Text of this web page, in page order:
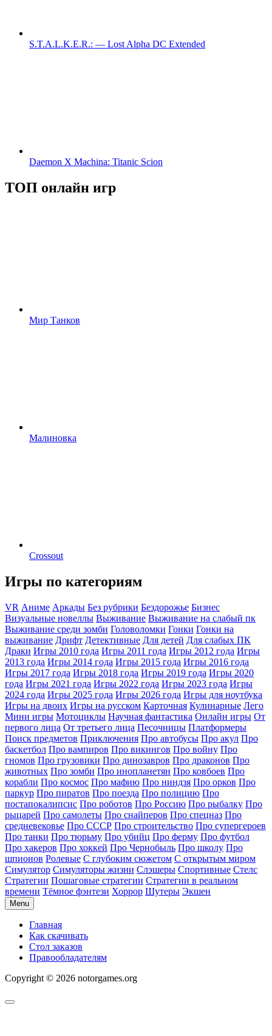
S.T.A.L.K.E.R.: — Lost Alpha DC Extended
Daemon X Machina: Titanic Scion
ТОП онлайн игр
Мир Танков
Малиновка
Crossout
Игры по категориям
VR Аниме Аркады Без рубрики Бездорожье Бизнес
Визуальные новеллы Выживание Выживание на слабый пк
Выживание среди зомби Головоломки Гонки Гонки на
выживание Дрифт Детективные Для детей Для слабых ПК
Драки Игры 2010 года Игры 2011 года Игры 2012 года Игры
2013 года Игры 2014 года Игры 2015 года Игры 2016 года
Игры 2017 года Игры 2018 года Игры 2019 года Игры 2020
года Игры 2021 года Игры 2022 года Игры 2023 года Игры
2024 года Игры 2025 года Игры 2026 года Игры для ноутбука
Игры на двоих Игры на русском Карточная Кулинарные Лего
Мини игры Мотоциклы Научная фантастика Онлайн игры От
первого лица От третьего лица Песочницы Платформеры
Поиск предметов Приключения Про автобусы Про акул Про
баскетбол Про вампиров Про викингов Про войну Про
гномов Про грузовики Про динозавров Про драконов Про
животных Про зомби Про инопланетян Про ковбоев Про
корабли Про космос Про мафию Про ниндзя Про орков Про
паркур Про пиратов Про поезда Про полицию Про
постапокалипсис Про роботов Про Россию Про рыбалку Про
рыцарей Про самолеты Про снайперов Про спецназ Про
средневековье Про СССР Про строительство Про супергероев
Про танки Про тюрьму Про убийц Про ферму Про футбол
Про хакеров Про хоккей Про Чернобыль Про школу Про
шпионов Ролевые С глубоким сюжетом С открытым миром
Симулятор Симуляторы жизни Слэшеры Спортивные Стелс
Стратегии Пошаговые стратегии Стратегии в реальном
времени Тёмное фэнтези Хоррор Шутеры Экшен
Menu
Главная
Как скачивать
Стол заказов
Правообладателям
Copyright © 2026 notorgames.org
Scroll